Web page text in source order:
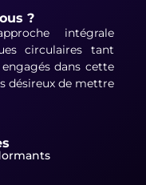
?
intégrale
circulaires tant
dans cette
désireux de mettre